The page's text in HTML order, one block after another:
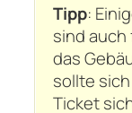
Tipp:
sind auch
das
sollte
Ticket